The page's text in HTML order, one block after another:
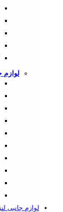
لوازم
لوازم جانبی لنز